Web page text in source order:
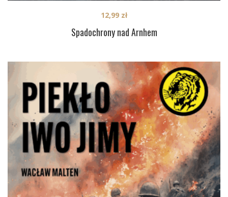
Spadochrony nad Arnhem
12,99 zł